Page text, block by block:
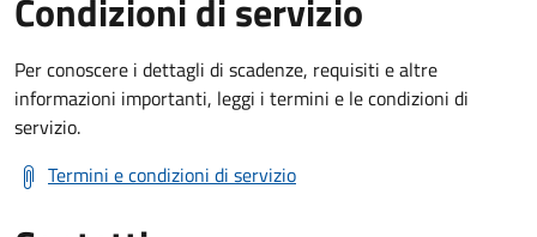
Per conoscere i dettagli di scadenze, requisiti e altre
informazioni importanti, leggi i termini e le condizioni di
servizio.
Termini e condizioni di servizio